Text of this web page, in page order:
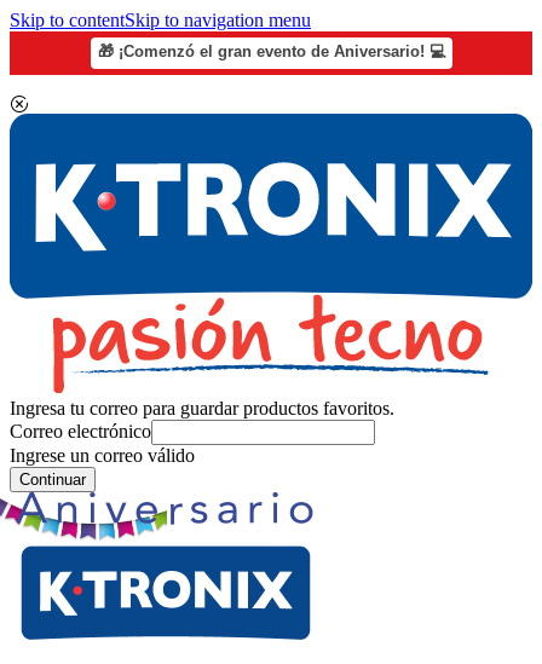
Skip to contentSkip to navigation menu
🎁 ¡Comenzó el gran evento de Aniversario! 💻
Ingresa tu correo para guardar productos favoritos.
Correo electrónico
Ingrese un correo válido
Continuar